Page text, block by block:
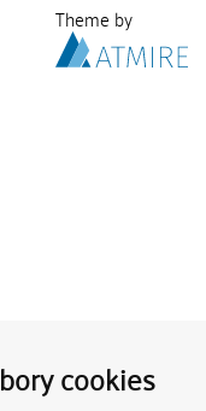
cookies
Theme by